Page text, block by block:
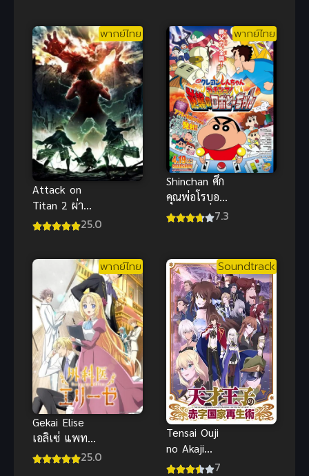
พากย์ไทย
Attack on
Titan 2 ผ่า
พิภพไททัน25.0
พากย์ไทย
Shinchan ศึก
คุณพ่อโรบอท
ชินจังมูฟวี่
ซึ้งๆ
7.3
พากย์ไทย
Gekai Elise
เอลิเซ่ แพทย์
หญิงทะลุมิติ25.0
Soundtrack
Tensai Ouji
no Akaji
Kokka Saisei
7